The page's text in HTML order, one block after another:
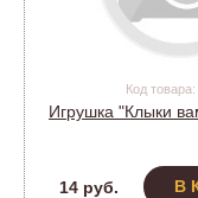
Код
Игрушка "Клыки
14 руб. В